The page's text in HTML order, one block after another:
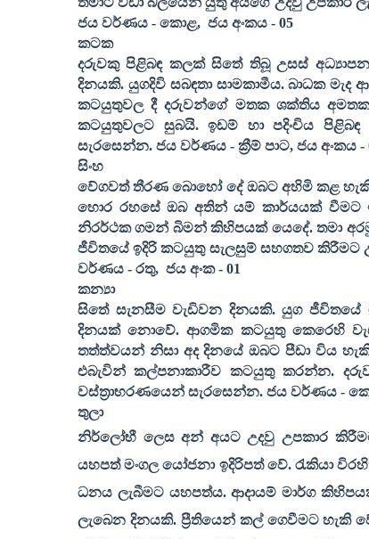
ජය වර්ණය - කොළ, ජය අංකය - 05
කටක
දරුවකු පිළිබඳ කලක් සිතේ තිබූ උසස්
දිනයකි. යුගදිවි සබඳතා සාමකාමීය. බාධක මැද
කටයුතුවල දී දරුවන්ගේ මතක ශක්තිය අමතක
කටයුතුවලට සුබයි. ඉඩම් හා පදිංචිය
සැරසෙන්න. ජය වර්ණය - ක්‍රීම් පාට, ජය අංකය -
සිංහ
වේගවත් තීරණ බොහෝ දේ ඔබට අහිමි කළ
හොර රහසේ ඔබ අතින් යම් කාර්යයක් වීමට
නිරර්ථක ගමන් බිමන් කිහිපයක් යෙදේ. තමා
ජීවිතයේ ඉදිරි කටයුතු සැලසුම් සහගතව කිරීමට
වර්ණය - රතු, ජය අංක - 01
කන්‍යා
සිතේ සැනසීම වැඩිවන දිනයකි. යුග ජීවිතයේ
දිනයක් නොවේ. ආගමික කටයුතු කෙරෙහි
තත්ත්වයන් නිසා අද දිනයේ ඔබට පීඩා විය
එබැවින් කල්පනාකාරීව කටයුතු කරන්න.
වස්ත්‍රාභරණයෙන් සැරසෙන්න. ජය වර්ණය -
තුලා
නිර්ලෝභී ලෙස අන් අයට උදවු උපකාර
යහපත් මංගල යෝජනා ඉදිරිපත් වේ. රැකියා
ධනය ලැබීමට යහපත්ය. ආදායම් මාර්ග
ලැබෙන දිනයකි. ප්‍රීතියෙන් කල් ගෙවීමට හැකි